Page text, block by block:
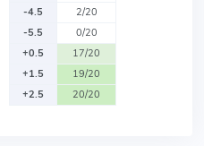
-4.5
2/20
-5.5
0/20
+0.5
17/20
+1.5
19/20
+2.5
20/20